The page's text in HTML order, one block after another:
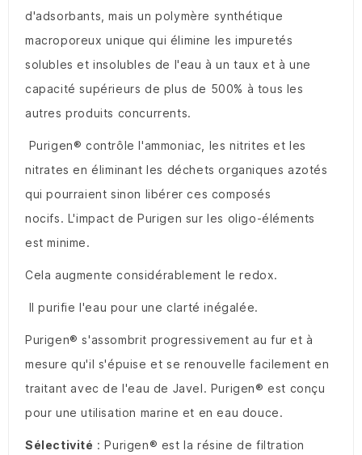
d'adsorbants, mais un polymère synthétique
macroporeux unique qui élimine les impuretés
solubles et insolubles de l'eau à un taux et à une
capacité supérieurs de plus de 500% à tous les
autres produits concurrents.
Purigen® contrôle l'ammoniac, les nitrites et les
nitrates en éliminant les déchets organiques azotés
qui pourraient sinon libérer ces composés
nocifs. L'impact de Purigen sur les oligo-éléments
est minime.
Cela augmente considérablement le redox.
Il purifie l'eau pour une clarté inégalée.
Purigen® s'assombrit progressivement au fur et à
mesure qu'il s'épuise et se renouvelle facilement en
traitant avec de l'eau de Javel. Purigen® est conçu
pour une utilisation marine et en eau douce.
Sélectivité : Purigen® est la résine de filtration